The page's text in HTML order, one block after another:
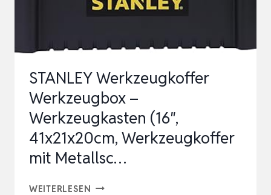
UND
STANLEY Werkzeugkoffer
Werkzeugbox –
Werkzeugkasten (16″,
41x21x20cm, Werkzeugkoffer
mit Metallsc…
WEITERLESEN STANLEY